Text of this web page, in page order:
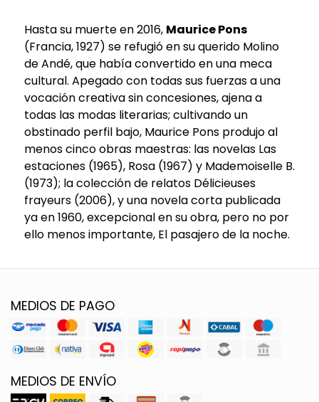
Hasta su muerte en 2016, Maurice Pons
(Francia, 1927) se refugió en su querido Molino
de Andé, que había convertido en una meca
cultural. Apegado con todas sus fuerzas a una
vocación creativa sin concesiones, ajena a
todas las modas literarias; cultivando un
obstinado perfil bajo, Maurice Pons produjo al
menos cinco obras maestras: las novelas Las
estaciones (1965), Rosa (1967) y Mademoiselle B.
(1973); la colección de relatos Délicieuses
frayeurs (2006), y una novela corta publicada
ya en 1960, excepcional en su obra, pero no por
ello menos importante, El pasajero de la noche.
MEDIOS DE PAGO
MEDIOS DE ENVÍO